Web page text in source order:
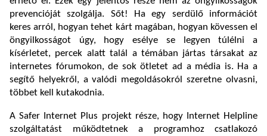
prevencióját szolgálja. Sőt! Ha egy serdülő információt
keres arról, hogyan tehet kárt magában, hogyan kövessen el
öngyilkosságot úgy, hogy esélye se legyen túlélni a
kísérletet, percek alatt talál a témában jártas társakat az
internetes fórumokon, de sok ötletet ad a média is. Ha a
segítő helyekről, a valódi megoldásokról szeretne olvasni,
többet kell kutakodnia.
A Safer Internet Plus projekt része, hogy Internet Helpline
szolgáltatást működtetnek a programhoz csatlakozó